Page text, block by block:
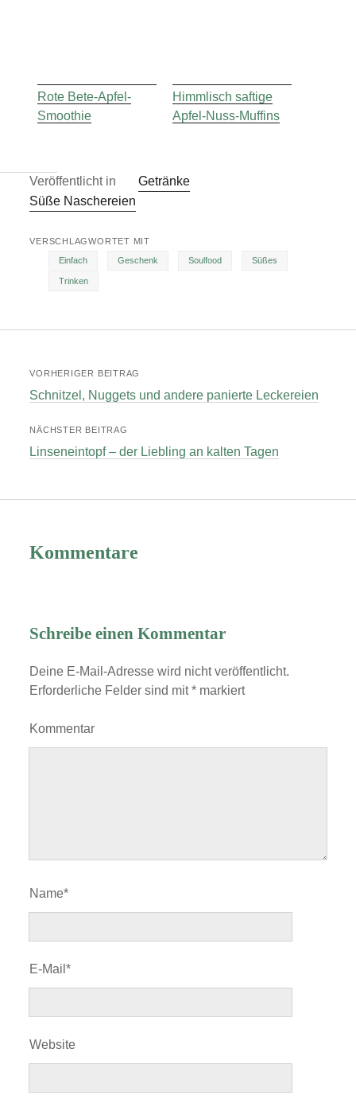
Rote Bete-Apfel-
Smoothie
Himmlisch saftige
Apfel-Nuss-Muffins
Veröffentlicht in
Getränke
Süße Naschereien
VERSCHLAGWORTET MIT
Einfach
Geschenk Soulfood Süßes
Trinken
VORHERIGER BEITRAG
Schnitzel, Nuggets und andere panierte Leckereien
NÄCHSTER BEITRAG
Linseneintopf – der Liebling an kalten Tagen
Kommentare
Schreibe einen Kommentar
Deine E-Mail-Adresse wird nicht veröffentlicht.
Erforderliche Felder sind mit* markiert
Kommentar
Name*
E-Mail*
Website